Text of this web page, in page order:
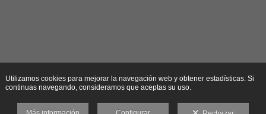
Utilizamos cookies para mejorar la navegación web y obtener estadísticas. Si
continuas navegando, consideramos que aceptas su uso.